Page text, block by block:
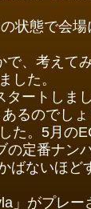
状態で会場
で、考えて
した。
ートしまし
るのでし
た。5月の
の定番ナン
ばないほど
」がプレー